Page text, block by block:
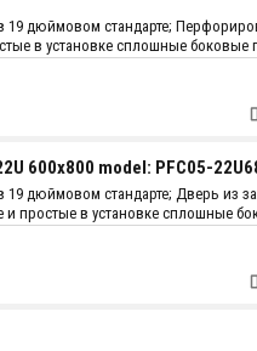
19 дюймовом стандарте;
в установке сплошные боковые
профиль - 2 мм, остальные
+ 4 ролика; Конструкция:
600x800 model: PFC05-
дюймовом стандарте; Дверь из
и простые в установке сплошные
профиль - 2 мм, остальные
полка + 4 ролика; Конструкция: